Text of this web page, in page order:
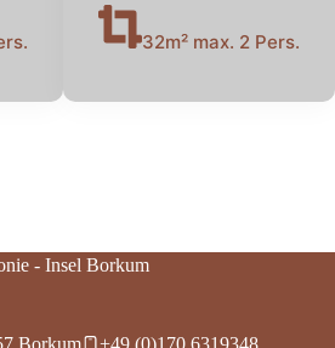
32m² max. 2 Pers.
- Insel Borkum
Borkum +49 (0)170 6319348